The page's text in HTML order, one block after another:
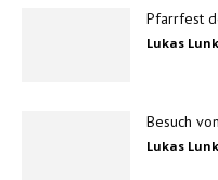
Pfarrfest
Lukas Lunk
Besuch
Lukas Lunk